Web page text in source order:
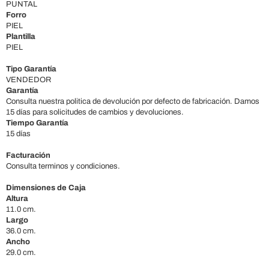
PUNTAL
Forro
PIEL
Plantilla
PIEL
Tipo Garantía
VENDEDOR
Garantía
Consulta nuestra politica de devolución por defecto de fabricación. Damos
15 días para solicitudes de cambios y devoluciones.
Tiempo Garantía
15 días
Facturación
Consulta terminos y condiciones.
Dimensiones de Caja
Altura
11.0 cm.
Largo
36.0 cm.
Ancho
29.0 cm.